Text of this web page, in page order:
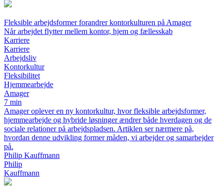
Fleksible arbejdsformer forandrer kontorkulturen på Amager
Når arbejdet flytter mellem kontor, hjem og fællesskab
Karriere
Karriere
Arbejdsliv
Kontorkultur
Fleksibilitet
Hjemmearbejde
Amager
7 min
Amager oplever en ny kontorkultur, hvor fleksible arbejdsformer,
hjemmearbejde og hybride løsninger ændrer både hverdagen og de
sociale relationer på arbejdspladsen. Artiklen ser nærmere på,
hvordan denne udvikling former måden, vi arbejder og samarbejder
på.
Philip Kauffmann
Philip
Kauffmann